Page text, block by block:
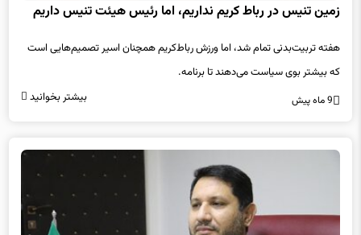
زمین تنیس در رباط کریم نداریم، اما رئیس هیئت تنیس داریم
هفته تربیت‌بدنی تمام شد، اما ورزش رباط‌کریم همچنان اسیر تصمیم‌هایی است
که بیشتر بوی سیاست می‌دهند تا برنامه.
9 ماه پیش بیشتر بخوانید